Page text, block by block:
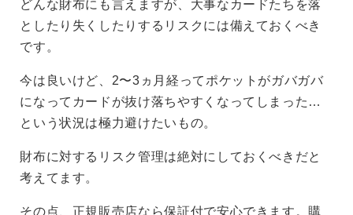
です。
今は良いけど、2〜3ヵ月経ってポケットがガバガバ
という状況は極力避けたいもの。
財布に対するリスク管理は絶対にしておくべきだと
その点、正規販売店なら保証付で安心できます。購